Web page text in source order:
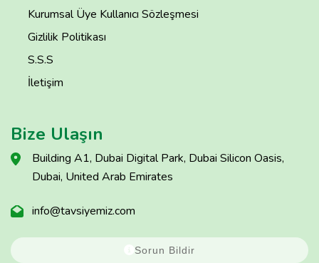
Kurumsal Üye Kullanıcı Sözleşmesi
Gizlilik Politikası
S.S.S
İletişim
Bize Ulaşın
Building A1, Dubai Digital Park, Dubai Silicon Oasis,
Dubai, United Arab Emirates
info@tavsiyemiz.com
Sorun Bildir